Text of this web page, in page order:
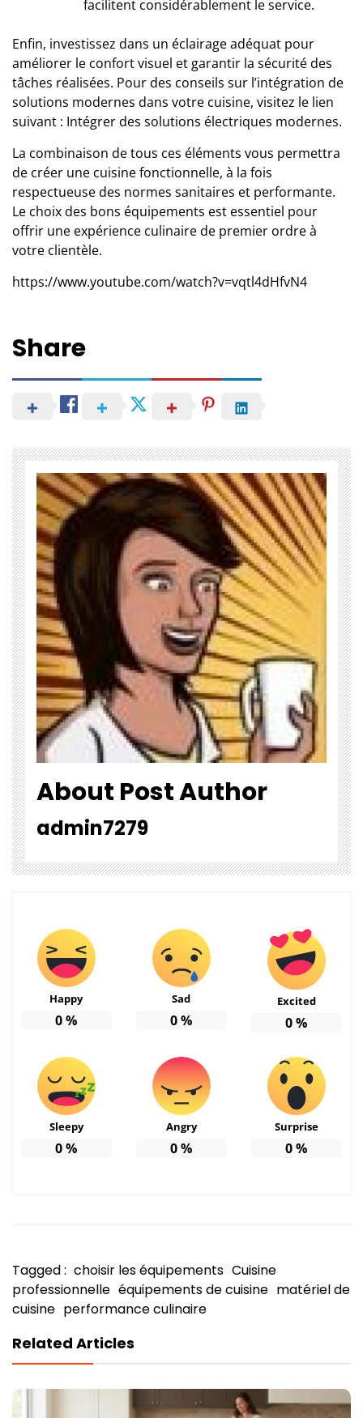
facilitent considérablement le service.
Enfin, investissez dans un éclairage adéquat pour
améliorer le confort visuel et garantir la sécurité des
tâches réalisées. Pour des conseils sur l’intégration de
solutions modernes dans votre cuisine, visitez le lien
suivant : Intégrer des solutions électriques modernes.
La combinaison de tous ces éléments vous permettra
de créer une cuisine fonctionnelle, à la fois
respectueuse des normes sanitaires et performante.
Le choix des bons équipements est essentiel pour
offrir une expérience culinaire de premier ordre à
votre clientèle.
https://www.youtube.com/watch?v=vqtl4dHfvN4
Share
About Post Author
admin7279
Happy
0%
Sad
0%
Excited
0%
Sleepy
0%
Angry
0%
Surprise
0%
Tagged : choisir les équipements Cuisine
professionnelle équipements de cuisine matériel de
cuisine performance culinaire
Related Articles